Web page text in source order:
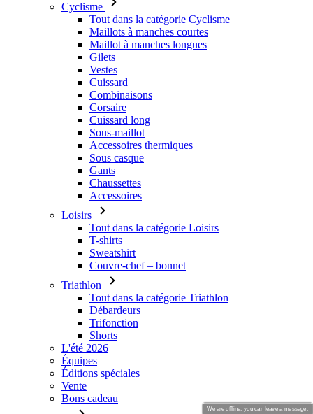
Cyclisme
Tout dans la catégorie Cyclisme
Maillots à manches courtes
Maillot à manches longues
Gilets
Vestes
Cuissard
Combinaisons
Corsaire
Cuissard long
Sous-maillot
Accessoires thermiques
Sous casque
Gants
Chaussettes
Accessoires
Loisirs
Tout dans la catégorie Loisirs
T-shirts
Sweatshirt
Couvre-chef – bonnet
Triathlon
Tout dans la catégorie Triathlon
Débardeurs
Trifonction
Shorts
L'été 2026
Équipes
Éditions spéciales
Vente
Bons cadeau
We are offline, you can leave a message.